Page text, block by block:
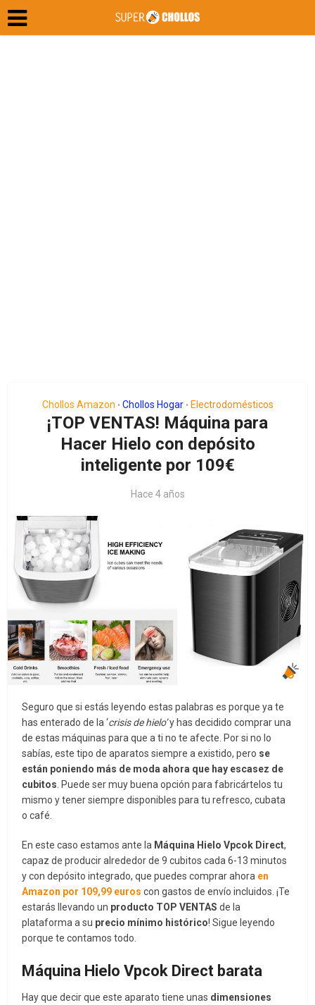
Chollos Amazon • Chollos Hogar • Electrodomésticos
¡TOP VENTAS! Máquina para
Hacer Hielo con depósito
inteligente por 109€
Hace 4 años
Seguro que si estás leyendo estas palabras es porque ya te
has enterado de la ‘crisis de hielo’y has decidido comprar una
de estas máquinas para que a ti no te afecte. Por si no lo
sabías, este tipo de aparatos siempre a existido, pero se
están poniendo más de moda ahora que hay escasez de
cubitos . Puede ser muy buena opción para fabricártelos tu
mismo y tener siempre disponibles para tu refresco, cubata
o café.
En este caso estamos ante la Máquina Hielo Vpcok Direct,
capaz de producir alrededor de 9 cubitos cada 6-13 minutos
y con depósito integrado, que puedes comprar ahora en
Amazon por 109,99 euros con gastos de envío incluidos. ¡Te
estarás llevando un producto TOP VENTAS de la
plataforma a su precio mínimo histórico! Sigue leyendo
porque te contamos todo.
Máquina Hielo Vpcok Direct barata
Hay que decir que este aparato tiene unas dimensiones